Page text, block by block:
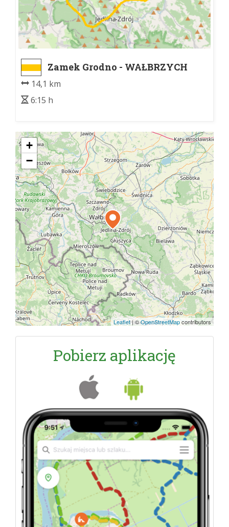
Zamek Grodno - WAŁBRZYCH
14,1 km
6:15 h
+
−
Leaflet|©OpenStreetMapcontributors
Pobierz aplikację